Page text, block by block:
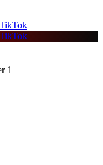
TikTok
TikTok